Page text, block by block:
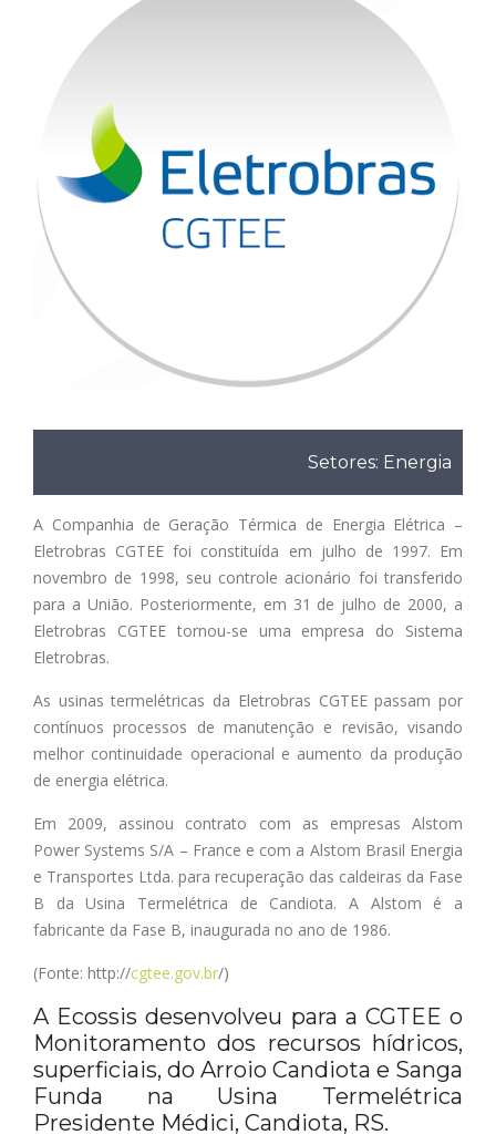
Setores: Energia
A Companhia de Geração Térmica de Energia Elétrica –
Eletrobras CGTEE foi constituída em julho de 1997. Em
novembro de 1998, seu controle acionário foi transferido
para a União. Posteriormente, em 31 de julho de 2000, a
Eletrobras CGTEE tornou-se uma empresa do Sistema
Eletrobras.
As usinas termelétricas da Eletrobras CGTEE passam por
contínuos processos de manutenção e revisão, visando
melhor continuidade operacional e aumento da produção
de energia elétrica.
Em 2009, assinou contrato com as empresas Alstom
Power Systems S/A – France e com a Alstom Brasil Energia
e Transportes Ltda. para recuperação das caldeiras da Fase
B da Usina Termelétrica de Candiota. A Alstom é a
fabricante da Fase B, inaugurada no ano de 1986.
(Fonte: http://cgtee.gov.br/)
A Ecossis desenvolveu para a CGTEE o
Monitoramento dos recursos hídricos,
superficiais, do Arroio Candiota e Sanga
Funda na Usina Termelétrica
Presidente Médici, Candiota, RS.